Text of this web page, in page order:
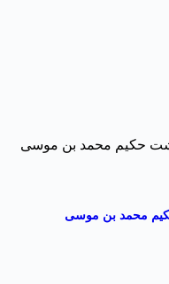
محمد بن موسی